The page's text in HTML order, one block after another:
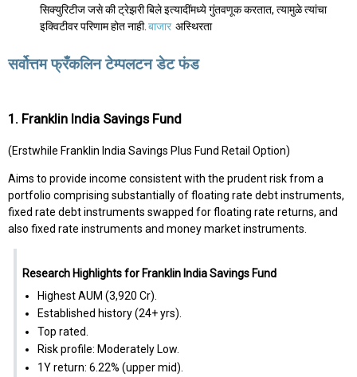
सिक्युरिटीज जसे की ट्रेझरी बिले इत्यादींमध्ये गुंतवणूक करतात, त्यामुळे त्यांचा
इक्विटीवर परिणाम होत नाही. बाजार अस्थिरता
सर्वोत्तम फ्रँकलिन टेम्पलटन डेट फंड
1. Franklin India Savings Fund
(Erstwhile Franklin India Savings Plus Fund Retail Option)
Aims to provide income consistent with the prudent risk from a
portfolio comprising substantially of floating rate debt instruments,
fixed rate debt instruments swapped for floating rate returns, and
also fixed rate instruments and money market instruments.
Research Highlights for Franklin India Savings Fund
Highest AUM (₹3,920 Cr).
Established history (24+ yrs).
Top rated.
Risk profile: Moderately Low.
1Y return: 6.22% (upper mid).